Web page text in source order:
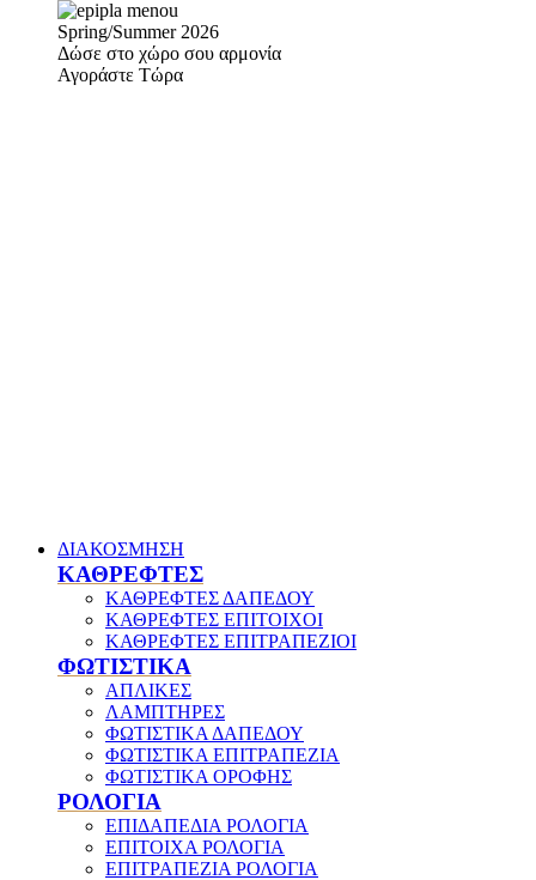
Spring/Summer 2026
Δώσε στο χώρο σου αρμονία
Αγοράστε Τώρα
ΔΙΑΚΟΣΜΗΣΗ
ΚΑΘΡΕΦΤΕΣ
ΚΑΘΡΕΦΤΕΣ ΔΑΠΕΔΟΥ
ΚΑΘΡΕΦΤΕΣ ΕΠΙΤΟΙΧΟΙ
ΚΑΘΡΕΦΤΕΣ ΕΠΙΤΡΑΠΕΖΙΟΙ
ΦΩΤΙΣΤΙΚΑ
ΑΠΛΙΚΕΣ
ΛΑΜΠΤΗΡΕΣ
ΦΩΤΙΣΤΙΚΑ ΔΑΠΕΔΟΥ
ΦΩΤΙΣΤΙΚΑ ΕΠΙΤΡΑΠΕΖΙΑ
ΦΩΤΙΣΤΙΚΑ ΟΡΟΦΗΣ
ΡΟΛΟΓΙΑ
ΕΠΙΔΑΠΕΔΙΑ ΡΟΛΟΓΙΑ
ΕΠΙΤΟΙΧΑ ΡΟΛΟΓΙΑ
ΕΠΙΤΡΑΠΕΖΙΑ ΡΟΛΟΓΙΑ